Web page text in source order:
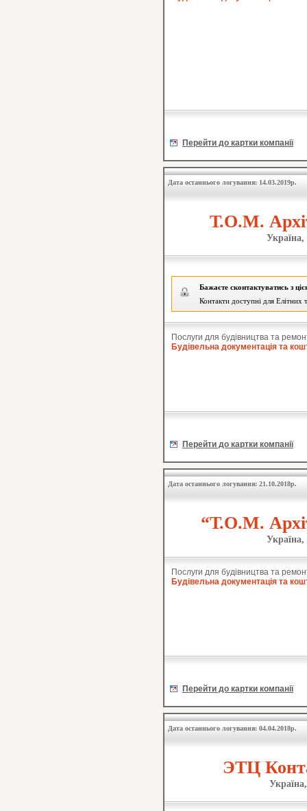
Перейти до картки компанії
Дата останнього логування: 14.03.2019р.
Т.О.М.
Україна,
Бажаєте сконтактуватись з
Контакти доступні для Елітних
Послуги для будівництва та
Будівельна документація та
Перейти до картки компанії
Дата останнього логування: 21.10.2018р.
“Т.О.М.
Україна,
Послуги для будівництва та
Будівельна документація та
Перейти до картки компанії
Дата останнього логування: 04.04.2018р.
ЭТЦ